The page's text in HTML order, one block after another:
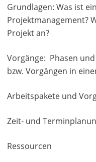
Grundlagen: Was ist
Projektmanagement?
Projekt an?
Vorgänge: Phasen
bzw. Vorgängen in
Arbeitspakete und
Zeit- und
Ressourcen